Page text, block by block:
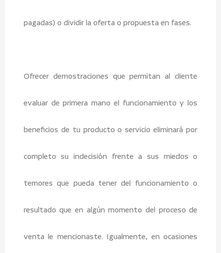
pagadas) o dividir la oferta o propuesta en fases.
Ofrecer demostraciones que permitan al cliente
evaluar de primera mano el funcionamiento y los
beneficios de tu producto o servicio eliminará por
completo su indecisión frente a sus miedos o
temores que pueda tener del funcionamiento o
resultado que en algún momento del proceso de
venta le mencionaste. Igualmente, en ocasiones